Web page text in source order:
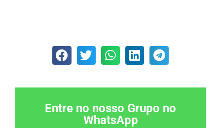
Entre no nosso Grupo no
WhatsApp